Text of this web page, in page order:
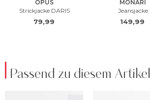
Passend zu diesem Artikel